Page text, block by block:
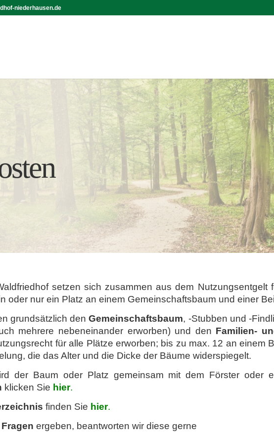
niederhausen.de
setzen sich zusammen aus dem
oder nur ein Platz an einem Gemeinschaftsbaum und einer
grundsätzlich denGemeinschaftsbaum, -Stubben und -
mehrere nebeneinander erworben) und den Familien-
für alle Plätze erworben; bis zu max. 12 an einem
die das Alter und die Dicke der Bäume widerspiegelt.
der Baum oder Platz gemeinsam mit dem Förster oder
klicken Sie hier.
finden Sie hier.
Fragenergeben, beantworten wir diese gerne